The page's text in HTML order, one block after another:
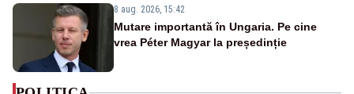
8 aug. 2026, 15:42
Mutare importantă în Ungaria. Pe cine
vrea Péter Magyar la președinție